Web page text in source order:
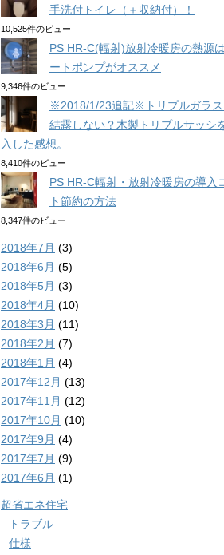
手洗付トイレ（＋収納付）！
10,525件のビュー
PS HR-C(輻射)放射冷暖房の熱源
ートポンプがオススメ
9,346件のビュー
※2018/1/23追記※トリプルガラス
結露しない？木製トリプルサッシ
入した感想。
8,410件のビュー
PS HR-C輻射・放射冷暖房の導入
ト節約の方法
8,347件のビュー
2018年7月 (3)
2018年6月 (5)
2018年5月 (3)
2018年4月 (10)
2018年3月 (11)
2018年2月 (7)
2018年1月 (4)
2017年12月 (13)
2017年11月 (12)
2017年10月 (10)
2017年9月 (4)
2017年7月 (9)
2017年6月 (1)
超省エネ住宅
トラブル
仕様